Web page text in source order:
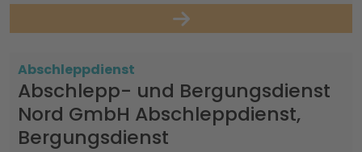
Abschleppdienst
Abschlepp- und Bergungsdienst
Nord GmbH Abschleppdienst,
Bergungsdienst